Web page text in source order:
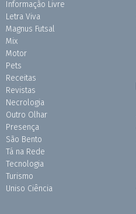
Informação Livre
Letra Viva
Magnus Futsal
Mix
Motor
Pets
Receitas
Revistas
Necrologia
Outro Olhar
Presença
São Bento
Tá na Rede
Tecnologia
Turismo
Uniso Ciência